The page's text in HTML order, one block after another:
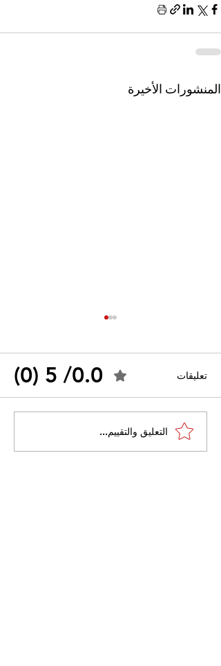
المنشورات الأخيرة
القضاء الإداري يقضي بحل
نقابة "كنابست"
تعليقات 0.0/ 5 (0)
التعليق والتقييم...